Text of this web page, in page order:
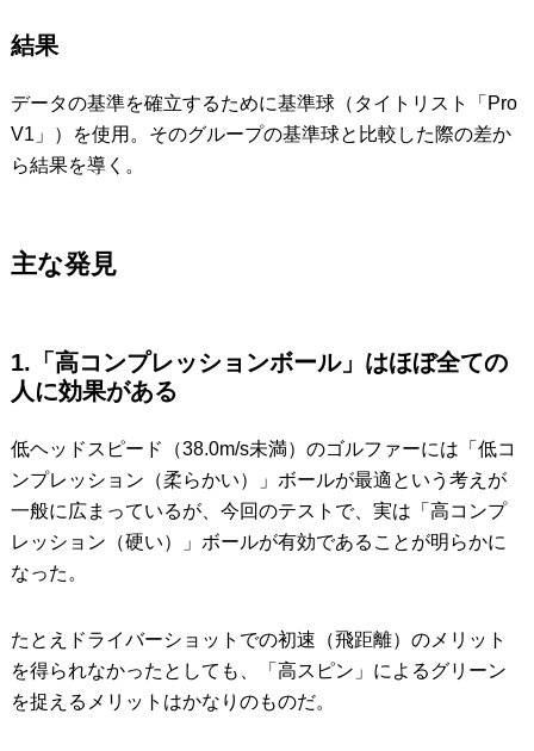
結果
データの基準を確立するために基準球（タイトリスト「Pro
V1」）を使用。そのグループの基準球と比較した際の差か
ら結果を導く。
主な発見
1.「高コンプレッションボール」はほぼ全ての
人に効果がある
低ヘッドスピード（38.0m/s未満）のゴルファーには「低コ
ンプレッション（柔らかい）」ボールが最適という考えが
一般に広まっているが、今回のテストで、実は「高コンプ
レッション（硬い）」ボールが有効であることが明らかに
なった。
たとえドライバーショットでの初速（飛距離）のメリット
を得られなかったとしても、「高スピン」によるグリーン
を捉えるメリットはかなりのものだ。